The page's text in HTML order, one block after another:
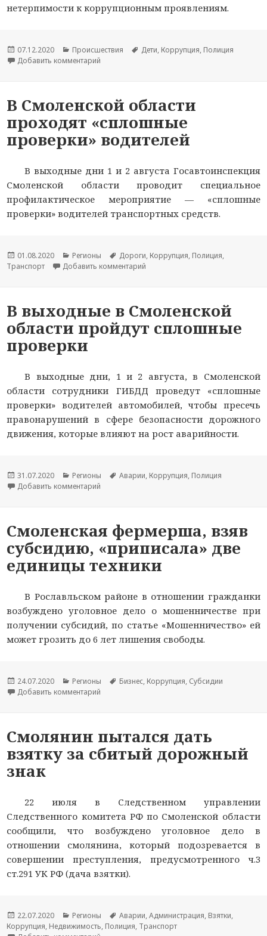
нетерпимости к коррупционным проявлениям.
Опубликовано
07.12.2020 Рубрики
Происшествия Метки
Дети, Коррупция, Полиция
Добавить комментарий
В Смоленской области
проходят «сплошные
проверки» водителей
В выходные дни 1 и 2 августа Госавтоинспекция
Смоленской области проводит специальное
профилактическое мероприятие — «сплошные
проверки» водителей транспортных средств.
Опубликовано
01.08.2020 Рубрики
Регионы Метки
Дороги, Коррупция, Полиция,
Транспорт
Добавить комментарий
В выходные в Смоленской
области пройдут сплошные
проверки
В выходные дни, 1 и 2 августа, в Смоленской
области сотрудники ГИБДД проведут «сплошные
проверки» водителей автомобилей, чтобы пресечь
правонарушений в сфере безопасности дорожного
движения, которые влияют на рост аварийности.
Опубликовано
31.07.2020 Рубрики
Регионы Метки
Аварии, Коррупция, Полиция
Добавить комментарий
Смоленская фермерша, взяв
субсидию, «приписала» две
единицы техники
В Рославльском районе в отношении гражданки
возбуждено уголовное дело о мошенничестве при
получении субсидий, по статье «Мошенничество» ей
может грозить до 6 лет лишения свободы.
Опубликовано
24.07.2020 Рубрики
Регионы Метки
Бизнес, Коррупция, Субсидии
Добавить комментарий
Смолянин пытался дать
взятку за сбитый дорожный
знак
22 июля в Следственном управлении
Следственного комитета РФ по Смоленской области
сообщили, что возбуждено уголовное дело в
отношении смолянина, который подозревается в
совершении преступления, предусмотренного ч.3
ст.291 УК РФ (дача взятки).
Опубликовано
22.07.2020 Рубрики
Регионы Метки
Аварии,Администрация, Взятки,
Коррупция, Недвижимость, Полиция, Транспорт